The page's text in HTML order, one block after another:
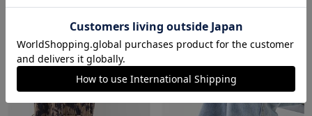
￥473 (税込) ￥473 (税込)